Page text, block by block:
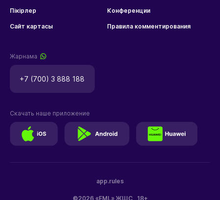
Пікірлер Конференции
Сайт картасы Правила комментирования
Жарнама
+7 (700) 3 888 188
©2026 «EML» ЖШС 18+
app.rules
Скачать наше приложение